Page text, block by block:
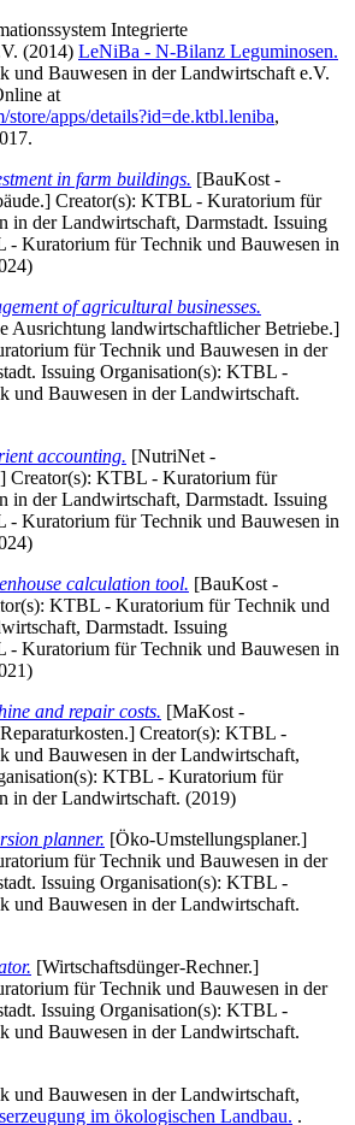
Integrierte
(2014) LeNiBa - N-Bilanz Leguminosen.
und Bauwesen in der Landwirtschaft e.V.
at
store/apps/details?id=de.ktbl.leniba,
in farm buildings. [BauKost -
Creator(s): KTBL - Kuratorium für
in der Landwirtschaft, Darmstadt. Issuing
- Kuratorium für Technik und Bauwesen in
of agricultural businesses.
Ausrichtung landwirtschaftlicher Betriebe.]
für Technik und Bauwesen in der
. Issuing Organisation(s): KTBL -
und Bauwesen in der Landwirtschaft.
accounting. [NutriNet -
Creator(s): KTBL - Kuratorium für
in der Landwirtschaft, Darmstadt. Issuing
- Kuratorium für Technik und Bauwesen in
calculation tool. [BauKost -
KTBL - Kuratorium für Technik und
Darmstadt. Issuing
- Kuratorium für Technik und Bauwesen in
and repair costs. [MaKost -
Creator(s): KTBL -
und Bauwesen in der Landwirtschaft,
KTBL - Kuratorium für
in der Landwirtschaft. (2019)
planner. [Öko-Umstellungsplaner.]
für Technik und Bauwesen in der
. Issuing Organisation(s): KTBL -
und Bauwesen in der Landwirtschaft.
[Wirtschaftsdünger-Rechner.]
für Technik und Bauwesen in der
. Issuing Organisation(s): KTBL -
und Bauwesen in der Landwirtschaft.
und Bauwesen in der Landwirtschaft,
im ökologischen Landbau. .